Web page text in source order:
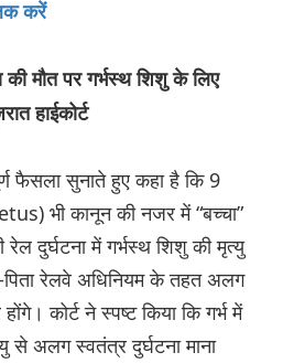
करें
की मौत पर गर्भस्थ शिशु के लिए
हाईकोर्ट
फैसला सुनाते हुए कहा है कि 9
भी कानून की नजर में “बच्चा”
रेल दुर्घटना में गर्भस्थ शिशु की मृत्यु
पिता रेलवे अधिनियम के तहत अलग
कोर्ट ने स्पष्ट किया कि गर्भ में
से अलग स्वतंत्र दुर्घटना माना